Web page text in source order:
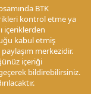
BTK
kontrol etme ya
içeriklerden
kabul etmiş
merkezidir.
içeriği
bildirebilirsiniz.